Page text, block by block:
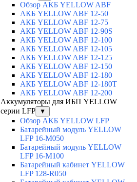
Обзор АКБ YELLOW ABF
АКБ YELLOW ABF 12-50
АКБ YELLOW ABF 12-75
АКБ YELLOW ABF 12-90S
АКБ YELLOW ABF 12-100
АКБ YELLOW ABF 12-105
АКБ YELLOW ABF 12-125
АКБ YELLOW ABF 12-150
АКБ YELLOW ABF 12-180
АКБ YELLOW ABF 12-180Т
АКБ YELLOW ABF 12-200
Аккумуляторы для ИБП YELLOW
серии LFP
▼
Обзор АКБ YELLOW LFP
Батарейный модуль YELLOW
LFP 16-M050
Батарейный модуль YELLOW
LFP 16-M100
Батарейный кабинет YELLOW
LFP 128-R050